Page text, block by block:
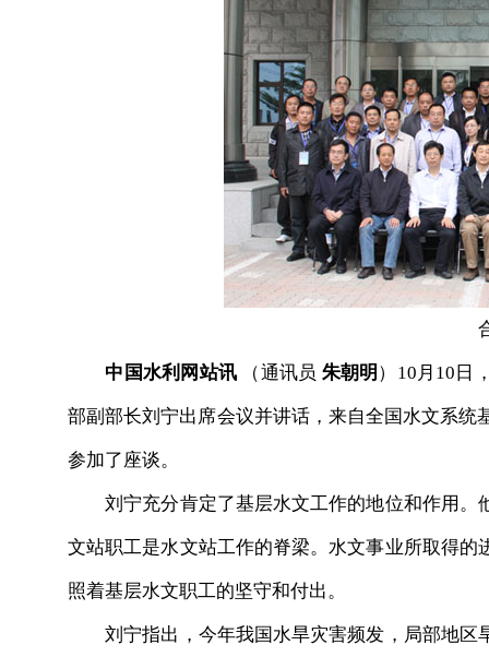
中国水利网站讯 （通讯员 朱朝明 ）10月10日
部副部长刘宁出席会议并讲话，来自全国水文系
参加了座谈。
刘宁充分肯定了基层水文工作的地位和作用。
文站职工是水文站工作的脊梁。水文事业所取得
照着基层水文职工的坚守和付出。
刘宁指出，今年我国水旱灾害频发，局部地区